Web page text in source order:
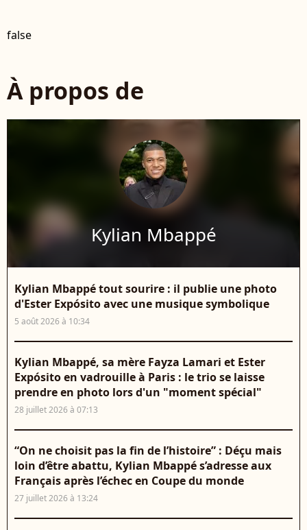
false
À propos de
Kylian Mbappé
Kylian Mbappé tout sourire : il publie une photo
d'Ester Expósito avec une musique symbolique
5 août 2026 à 10:34
Kylian Mbappé, sa mère Fayza Lamari et Ester
Expósito en vadrouille à Paris : le trio se laisse
prendre en photo lors d'un "moment spécial"
28 juillet 2026 à 07:13
“On ne choisit pas la fin de l’histoire” : Déçu mais
loin d’être abattu, Kylian Mbappé s’adresse aux
Français après l’échec en Coupe du monde
27 juillet 2026 à 13:24